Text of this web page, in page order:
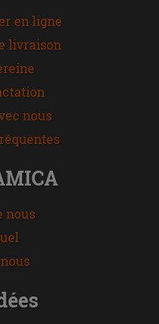
en ligne
livraison
nous
nous